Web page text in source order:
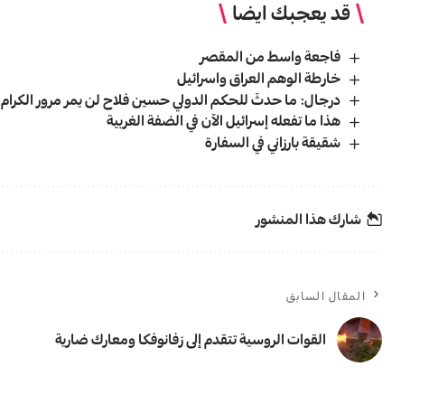
قد يعجبك ايضا
فاجعة واسط من المقصر
خارطة الوهم العراق واسرائیل
درجال: ما حدثَ للحكم الدولي حسين فلاح لن يمر مرور الكرام
هذا ما تفعله إسرائيل الآن في الضفة الغربية
شقيقة بارزاني في السفارة
شارك هذا المنشور
المقال السابق
القوات الروسية تتقدم إلى زفانوفكا ومعارك ضارية